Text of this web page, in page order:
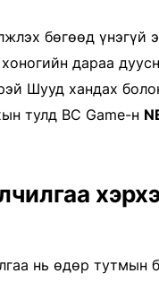
бөгөөд үнэгүй
дараа
Шууд хандах
тулд BC Game-н
нь өдөр тутмын